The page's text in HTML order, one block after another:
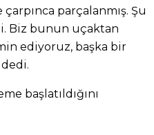
parçalanmış. Şu
Biz bunun uçaktan
ediyoruz, başka bir
başlatıldığını